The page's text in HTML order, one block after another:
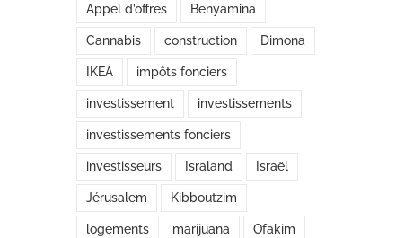
Appel d’offres Benyamina
Cannabis construction Dimona
IKEA impôts fonciers
investissement investissements
investissements fonciers
investisseurs Israland Israël
Jérusalem Kibboutzim
logements marijuana Ofakim